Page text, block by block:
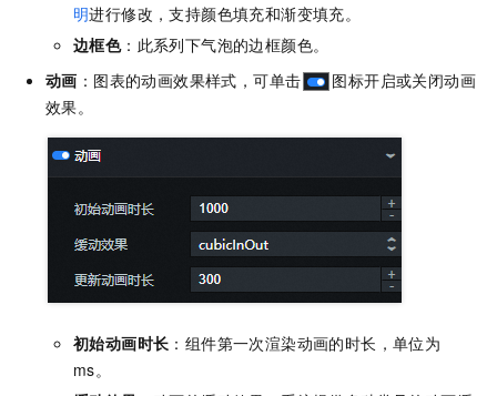
明进行修改，支持颜色填充和渐变填充。
边框色：此系列下气泡的边框颜色。
动画 ：图表的动画效果样式，可单击
图标开启或关闭动画
效果。
初始动画时长 ：组件第一次渲染动画的时长，单位为
ms。